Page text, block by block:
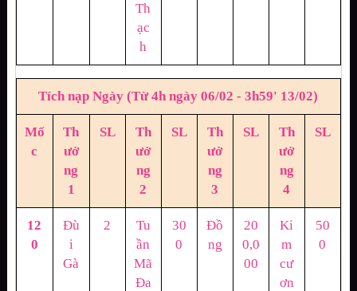
Th
ạc
h
Tích nạp Ngày (Từ 4h ngày 06/02 - 3h59' 13/02)
Mố
c
Th
ưở
ng
1
SL
Th
ưở
ng
2
SL
Th
ưở
ng
3
SL
Th
ưở
ng
4
SL
12
0
Đù
i
Gà
2
Tu
ần
Mã
Đa
30
0
Đồ
ng
20
0,0
00
Ki
m
cư
ơn
50
0